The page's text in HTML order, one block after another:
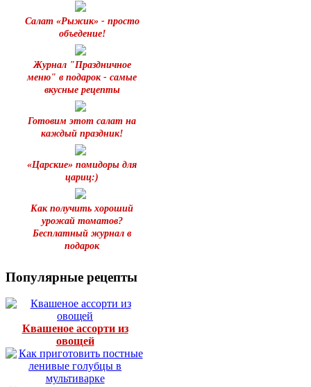
Салат «Рыжик» - просто
объедение!
Журнал "Праздничное
меню" в подарок - самые
вкусные рецепты
Готовим этот салат на
каждый праздник!
«Царские» помидоры для
цариц:)
Как получить хороший
урожай томатов?
Бесплатный журнал в
подарок
Популярные рецепты
Квашеное ассорти из
овощей